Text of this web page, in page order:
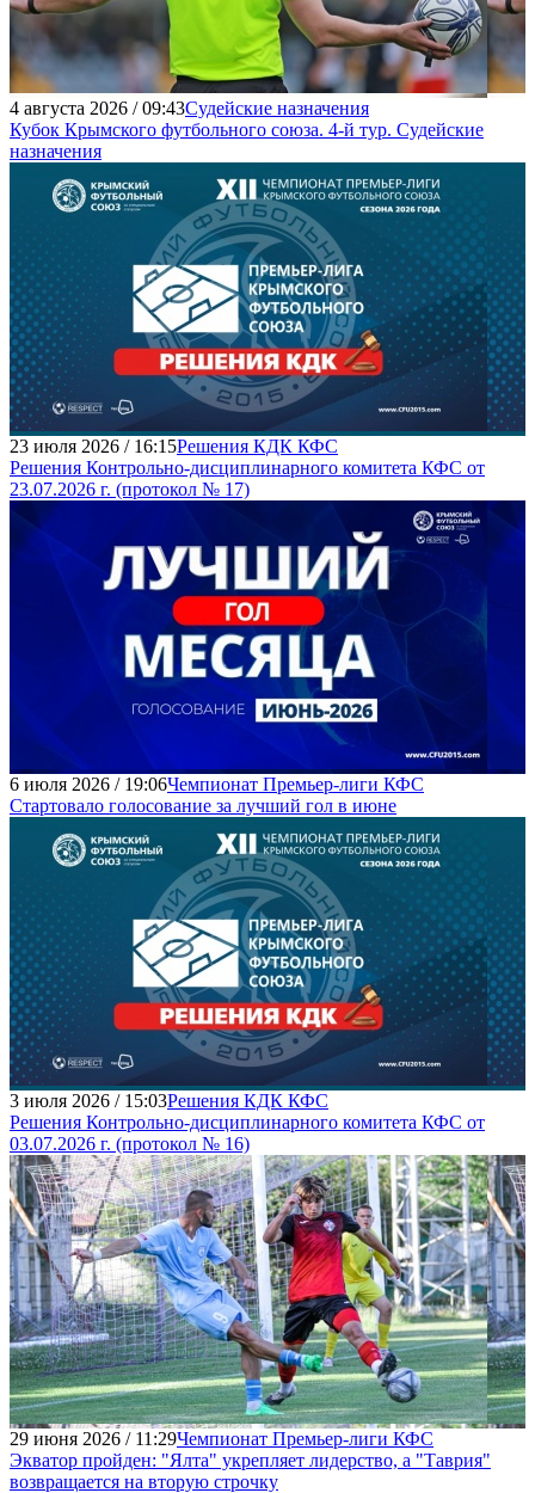
4 августа 2026 / 09:43Судейские назначения
Кубок Крымского футбольного союза. 4-й тур. Судейские
назначения
23 июля 2026 / 16:15Решения КДК КФС
Решения Контрольно-дисциплинарного комитета КФС от
23.07.2026 г. (протокол № 17)
6 июля 2026 / 19:06Чемпионат Премьер-лиги КФС
Стартовало голосование за лучший гол в июне
3 июля 2026 / 15:03Решения КДК КФС
Решения Контрольно-дисциплинарного комитета КФС от
03.07.2026 г. (протокол № 16)
29 июня 2026 / 11:29Чемпионат Премьер-лиги КФС
Экватор пройден: "Ялта" укрепляет лидерство, а "Таврия"
возвращается на вторую строчку